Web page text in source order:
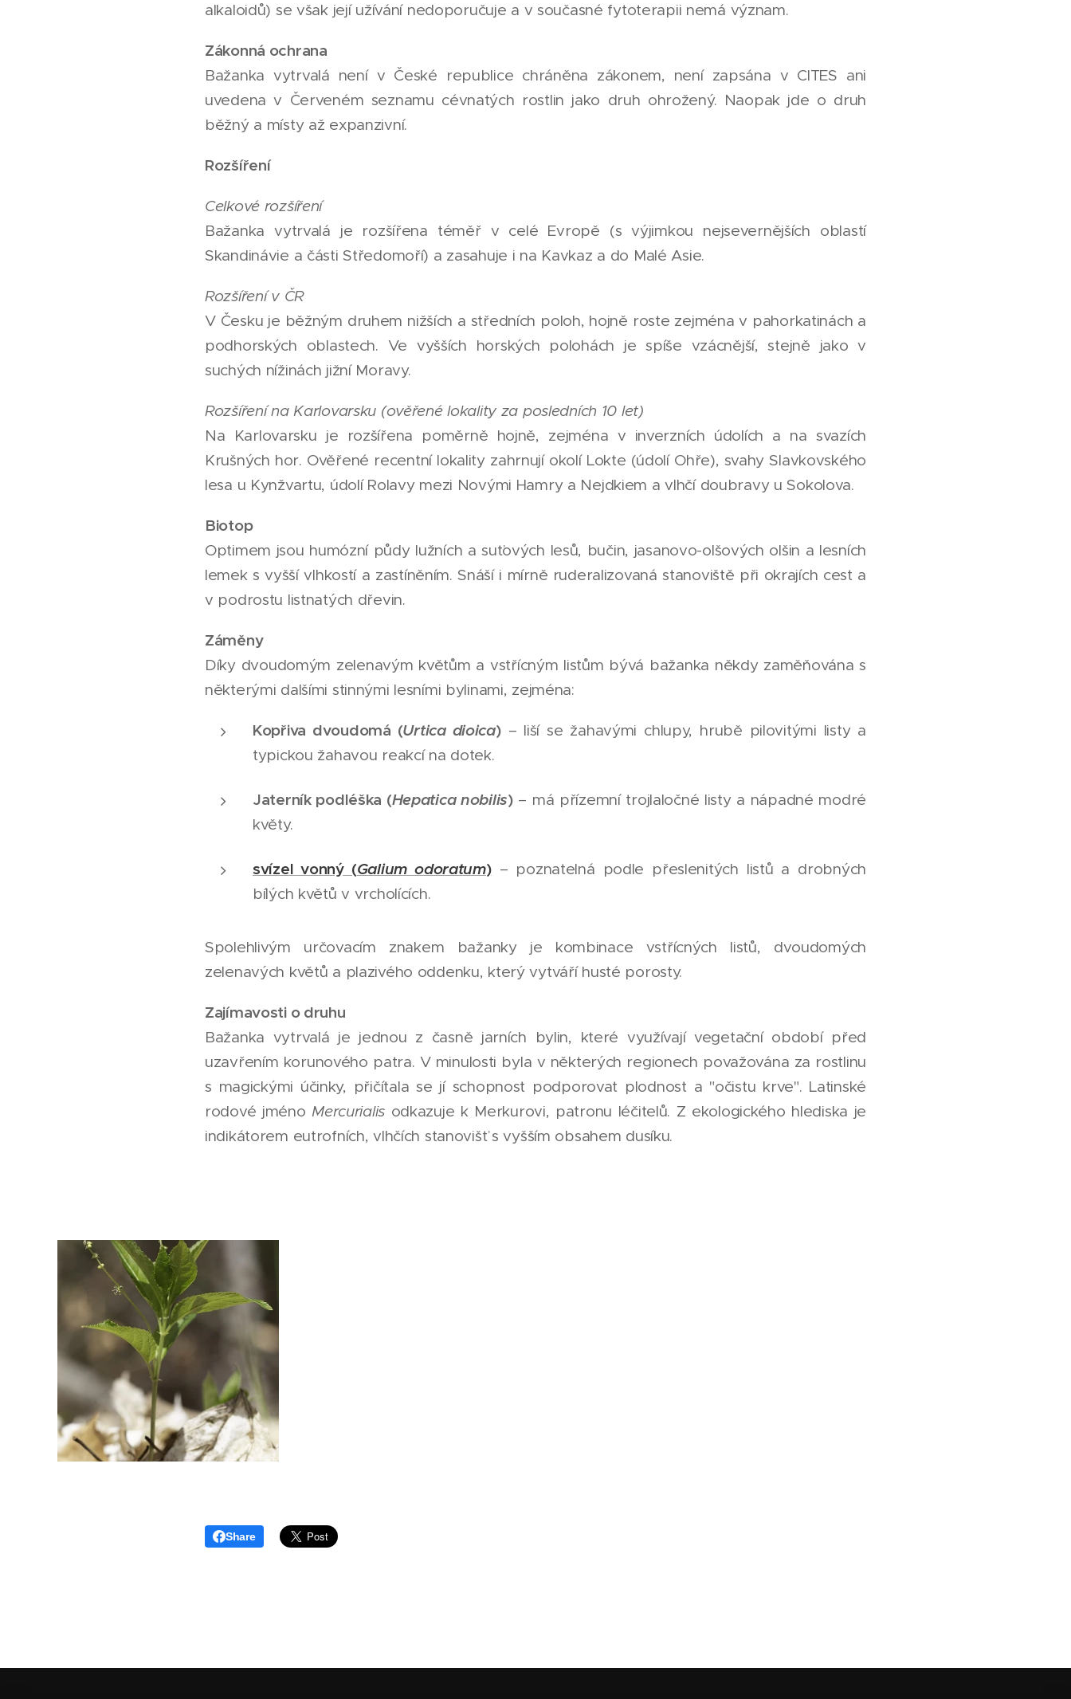
alkaloidů) se však její užívání nedoporučuje a v současné fytoterapii nemá význam.
Zákonná ochrana
Bažanka vytrvalá není v České republice chráněna zákonem, není zapsána v CITES ani
uvedena v Červeném seznamu cévnatých rostlin jako druh ohrožený. Naopak jde o druh
běžný a místy až expanzivní.
Rozšíření
Celkové rozšíření
Bažanka vytrvalá je rozšířena téměř v celé Evropě (s výjimkou nejsevernějších oblastí
Skandinávie a části Středomoří) a zasahuje i na Kavkaz a do Malé Asie.
Rozšíření v ČR
V Česku je běžným druhem nižších a středních poloh, hojně roste zejména v pahorkatinách a
podhorských oblastech. Ve vyšších horských polohách je spíše vzácnější, stejně jako v
suchých nížinách jižní Moravy.
Rozšíření na Karlovarsku (ověřené lokality za posledních 10 let)
Na Karlovarsku je rozšířena poměrně hojně, zejména v inverzních údolích a na svazích
Krušných hor. Ověřené recentní lokality zahrnují okolí Lokte (údolí Ohře), svahy Slavkovského
lesa u Kynžvartu, údolí Rolavy mezi Novými Hamry a Nejdkiem a vlhčí doubravy u Sokolova.
Biotop
Optimem jsou humózní půdy lužních a suťových lesů, bučin, jasanovo-olšových olšin a lesních
lemek s vyšší vlhkostí a zastíněním. Snáší i mírně ruderalizovaná stanoviště při okrajích cest a
v podrostu listnatých dřevin.
Záměny
Díky dvoudomým zelenavým květům a vstřícným listům bývá bažanka někdy zaměňována s
některými dalšími stinnými lesními bylinami, zejména:
Kopřiva dvoudomá (Urtica dioica)– liší se žahavými chlupy, hrubě pilovitými listy a
typickou žahavou reakcí na dotek.
Jaterník podléška (Hepatica nobilis)– má přízemní trojlaločné listy a nápadné modré
květy.
svízel vonný (Galium odoratum)– poznatelná podle přeslenitých listů a drobných
bílých květů v vrcholících.
Spolehlivým určovacím znakem bažanky je kombinace vstřícných listů, dvoudomých
zelenavých květů a plazivého oddenku, který vytváří husté porosty.
Zajímavosti o druhu
Bažanka vytrvalá je jednou z časně jarních bylin, které využívají vegetační období před
uzavřením korunového patra. V minulosti byla v některých regionech považována za rostlinu
s magickými účinky, přičítala se jí schopnost podporovat plodnost a "očistu krve". Latinské
rodové jméno Mercurialisodkazuje k Merkurovi, patronu léčitelů. Z ekologického hlediska je
indikátorem eutrofních, vlhčích stanovišť s vyšším obsahem dusíku.
Share